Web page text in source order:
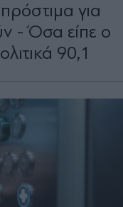
για
- Όσα είπε ο
90,1